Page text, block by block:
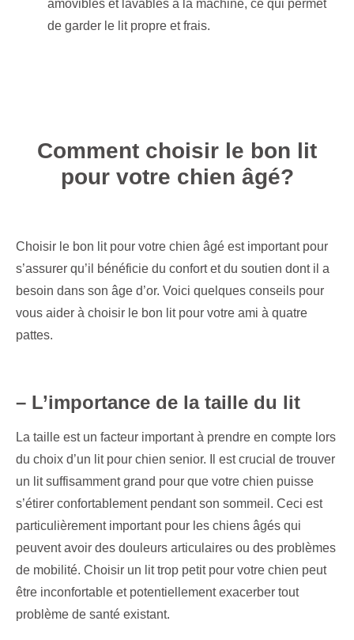
amovibles et lavables à la machine, ce qui permet
de garder le lit propre et frais.
Comment choisir le bon lit
pour votre chien âgé?
Choisir le bon lit pour votre chien âgé est important pour
s’assurer qu’il bénéficie du confort et du soutien dont il a
besoin dans son âge d’or. Voici quelques conseils pour
vous aider à choisir le bon lit pour votre ami à quatre
pattes.
– L’importance de la taille du lit
La taille est un facteur important à prendre en compte lors
du choix d’un lit pour chien senior. Il est crucial de trouver
un lit suffisamment grand pour que votre chien puisse
s’étirer confortablement pendant son sommeil. Ceci est
particulièrement important pour les chiens âgés qui
peuvent avoir des douleurs articulaires ou des problèmes
de mobilité. Choisir un lit trop petit pour votre chien peut
être inconfortable et potentiellement exacerber tout
problème de santé existant.